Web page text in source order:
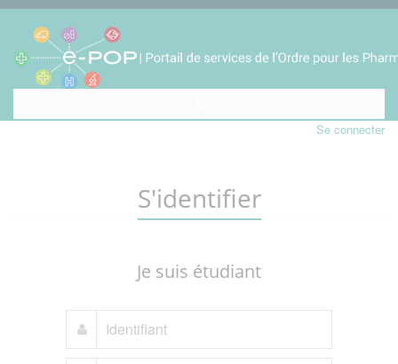
Se connecter
S'identifier
Je suis étudiant